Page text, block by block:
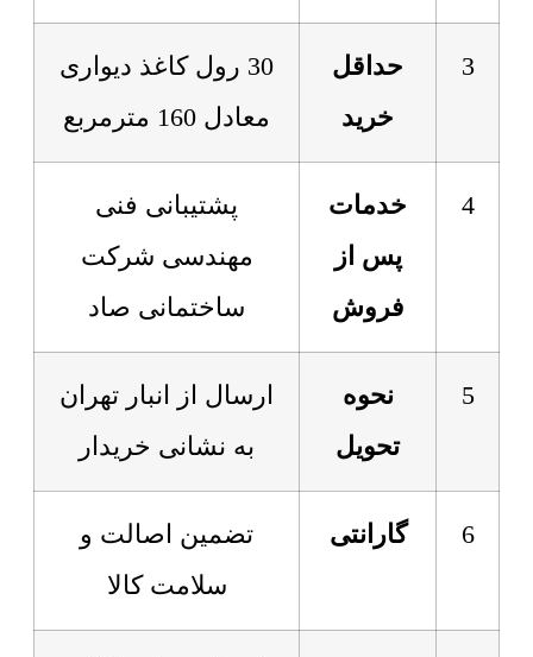
3
حداقل
خرید
30 رول کاغذ دیواری
معادل 160 مترمربع
4
خدمات
پس از
فروش
پشتیبانی فنی
مهندسی شرکت
ساختمانی صاد
5
نحوه
تحویل
ارسال از انبار تهران
به نشانی خریدار
6 گارانتی
تضمین اصالت و
سلامت کالا